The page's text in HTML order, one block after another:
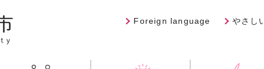
Foreign language やさし